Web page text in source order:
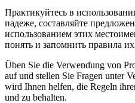
Практикуйтесь в
падеже, составляйте
использованием этих
понять и запомнить правила
Üben Sie die Verwendung von
auf und stellen Sie Fragen unter
wird Ihnen helfen, die Regeln
und zu behalten.